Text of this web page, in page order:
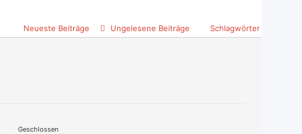
Neueste Beiträge Ungelesene Beiträge Schlagwörter
Geschlossen